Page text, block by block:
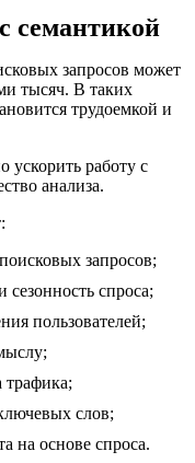
семантикой
запросов может
тысяч. В таких
трудоемкой и
ускорить работу с
анализа.
запросов;
сезонность спроса;
пользователей;
трафика;
слов;
на основе спроса.